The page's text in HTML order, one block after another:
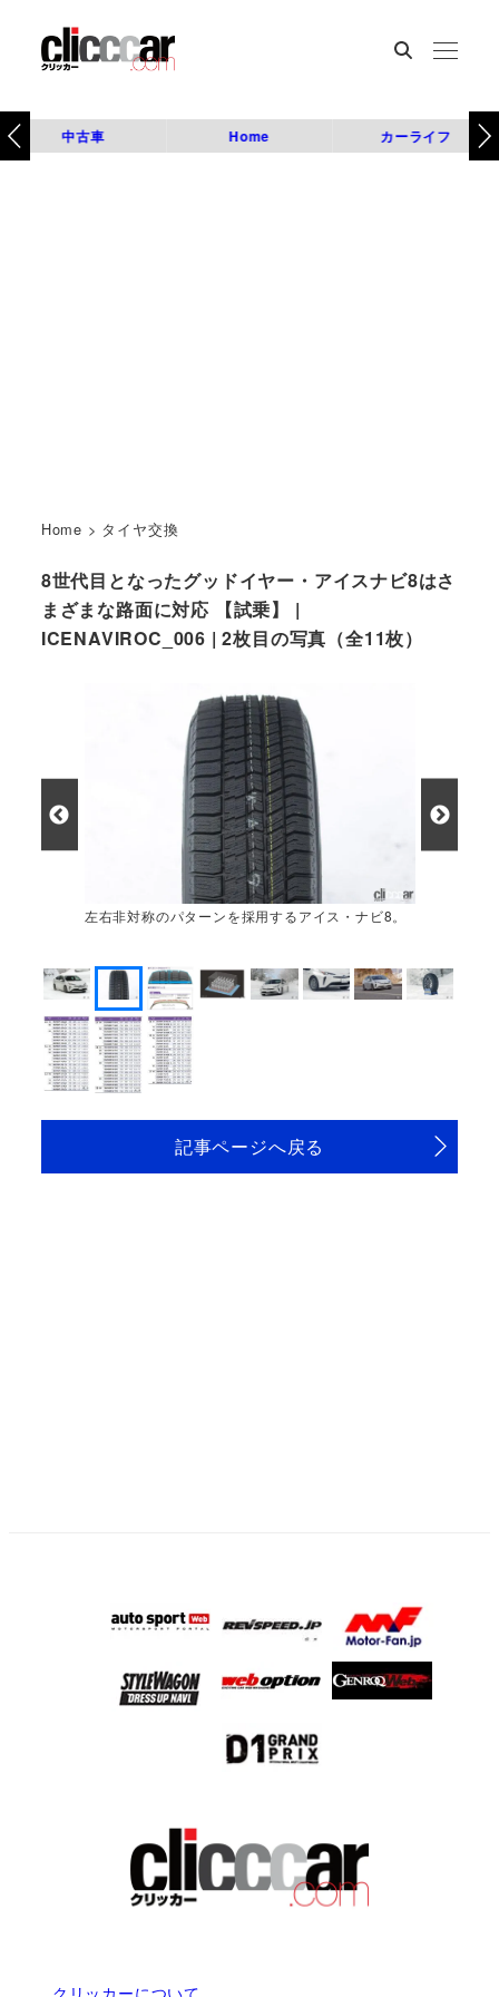
中古車 Home カーライフ
Home > タイヤ交換
8世代目となったグッドイヤー・アイスナビ8はさ
まざまな路面に対応 【試乗】 |
ICENAVIROC_006 | 2枚目の写真（全11枚）
左右非対称のパターンを採用するアイス・ナビ8。
記事ページへ戻る
クリッカーについて